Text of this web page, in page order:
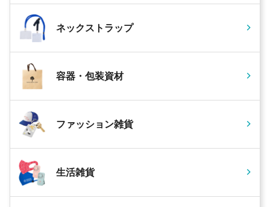
ネックストラップ
容器・包装資材
ファッション雑貨
生活雑貨